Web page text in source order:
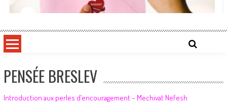
PENSÉE BRESLEV
Introduction aux perles d’encouragement – Mechivat Nefesh